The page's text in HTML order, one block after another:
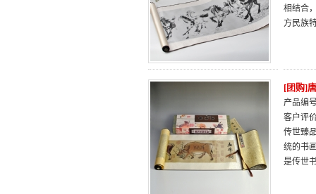
相结合
方民族
[团购]
产品编
客户评
传世臻
统的书
是传世